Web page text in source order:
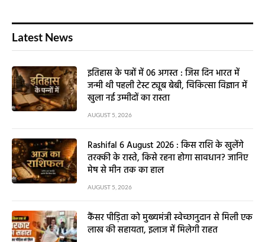
Latest News
इतिहास के पन्नों में 06 अगस्त : जिस दिन भारत में
जन्मी थी पहली टेस्ट ट्यूब बेबी, चिकित्सा विज्ञान में
खुला नई उम्मीदों का रास्ता
AUGUST 5, 2026
Rashifal 6 August 2026 : किस राशि के खुलेंगे
तरक्की के रास्ते, किसे रहना होगा सावधान? जानिए
मेष से मीन तक का हाल
AUGUST 5, 2026
कैंसर पीड़िता को मुख्यमंत्री स्वेच्छानुदान से मिली एक
लाख की सहायता, इलाज में मिलेगी राहत